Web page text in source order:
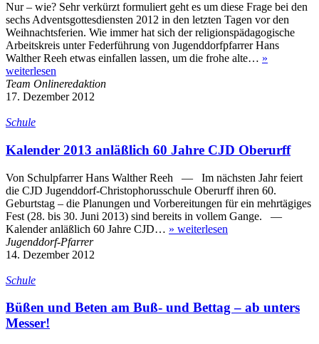
Nur – wie? Sehr verkürzt formuliert geht es um diese Frage bei den
sechs Adventsgottesdiensten 2012 in den letzten Tagen vor den
Weih­nachts­ferien. Wie immer hat sich der religionspädagogische
Arbeits­kreis unter Federfüh­rung von Jugenddorfpfarrer Hans
Walther Reeh etwas einfallen lassen, um die frohe alte… »
weiterlesen
Team Onlineredaktion
17. Dezember 2012
Schule
Kalender 2013 anläßlich 60 Jahre CJD Oberurff
Von Schulpfarrer Hans Walther Reeh — Im nächsten Jahr feiert
die CJD Jugenddorf-Christophorus­schule Oberurff ihren 60.
Geburtstag – die Planungen und Vorbe­reitungen für ein mehrtägiges
Fest (28. bis 30. Juni 2013) sind bereits in vollem Gange. —
Kalender anläßlich 60 Jahre CJD… » weiterlesen
Jugenddorf-Pfarrer
14. Dezember 2012
Schule
Büßen und Beten am Buß- und Bettag – ab unters
Messer!